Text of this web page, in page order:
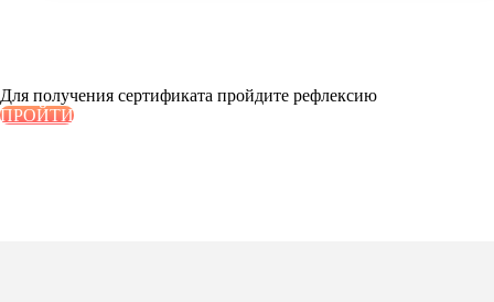
Для получения сертификата пройдите рефлексию
ПРОЙТИ